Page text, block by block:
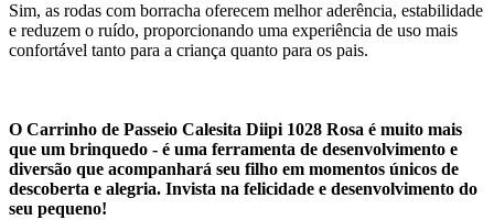
Sim, as rodas com borracha oferecem melhor aderência, estabilidade
e reduzem o ruído, proporcionando uma experiência de uso mais
confortável tanto para a criança quanto para os pais.
O Carrinho de Passeio Calesita Diipi 1028 Rosa é muito mais
que um brinquedo - é uma ferramenta de desenvolvimento e
diversão que acompanhará seu filho em momentos únicos de
descoberta e alegria. Invista na felicidade e desenvolvimento do
seu pequeno!